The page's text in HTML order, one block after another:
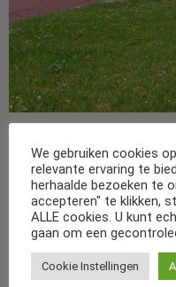
Geheel vrijstaand
slechts 150 m van de baai
Portbail-Plage. Het
fijne, omheinde tuin
is heerlijk rustig op 600 m
terecht kunt voor alle
restaurantjes en terrasjes.
gezellige markt. Via het
We gebruiken cookies
relevante ervaring te
herhaalde bezoeken te
accepteren" te klikken,
ALLE cookies. U kunt
gaan om een
Cookie Instellingen